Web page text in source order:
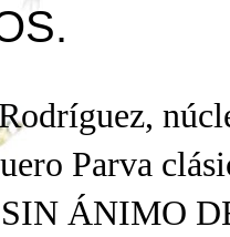
Parva
ÁNIMO